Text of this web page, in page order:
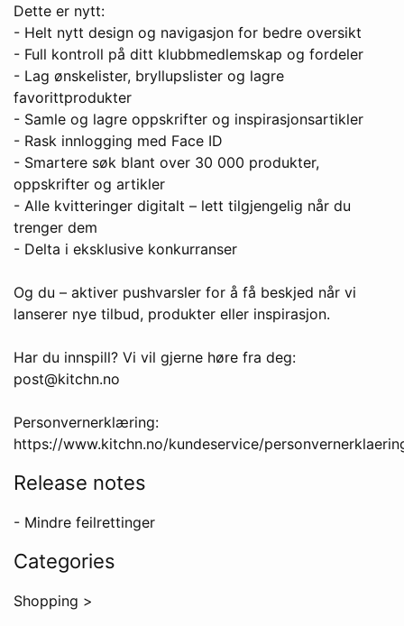
Dette er nytt:
- Helt nytt design og navigasjon for bedre oversikt
- Full kontroll på ditt klubbmedlemskap og fordeler
- Lag ønskelister, bryllupslister og lagre
favorittprodukter
- Samle og lagre oppskrifter og inspirasjonsartikler
- Rask innlogging med Face ID
- Smartere søk blant over 30 000 produkter,
oppskrifter og artikler
- Alle kvitteringer digitalt – lett tilgjengelig når du
trenger dem
- Delta i eksklusive konkurranser
Og du – aktiver pushvarsler for å få beskjed når vi
lanserer nye tilbud, produkter eller inspirasjon.
Har du innspill? Vi vil gjerne høre fra deg:
post@kitchn.no
Personvernerklæring:
https://www.kitchn.no/kundeservice/
Release notes
- Mindre feilrettinger
Categories
Shopping >